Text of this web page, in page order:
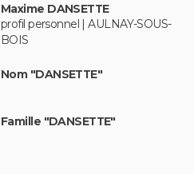
Maxime DANSETTE
profil personnel | AULNAY-SOUS-
BOIS
Nom "DANSETTE"
Famille "DANSETTE"